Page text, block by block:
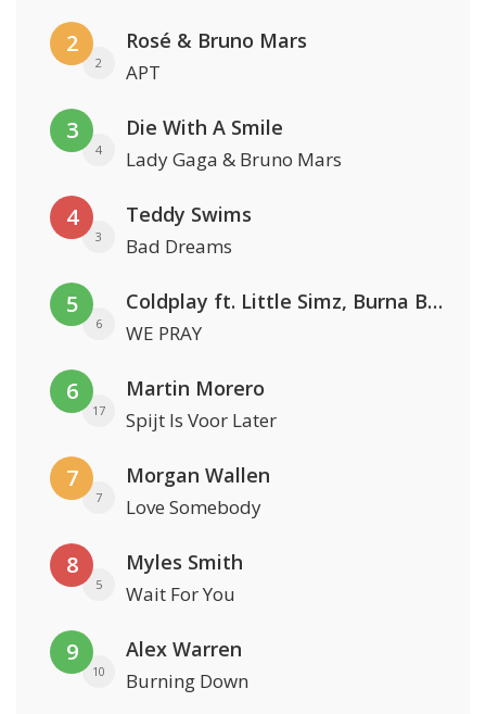
2
2
Rosé & Bruno Mars
APT
3
4
Die With A Smile
Lady Gaga & Bruno Mars
4
3
Teddy Swims
Bad Dreams
5
6
Coldplay ft. Little Simz, Burna Boy, Elyanna & Tini
WE PRAY
6
17
Martin Morero
Spijt Is Voor Later
7
7
Morgan Wallen
Love Somebody
8
5
Myles Smith
Wait For You
9
10
Alex Warren
Burning Down